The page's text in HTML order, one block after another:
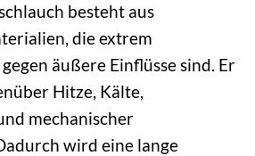
besteht aus
die extrem
äußere Einflüsse sind. Er
Hitze, Kälte,
mechanischer
wird eine lange